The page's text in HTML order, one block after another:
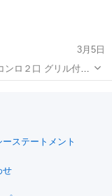
3月5日
ンロ２口 グリル付き
い
ステートメント
せ